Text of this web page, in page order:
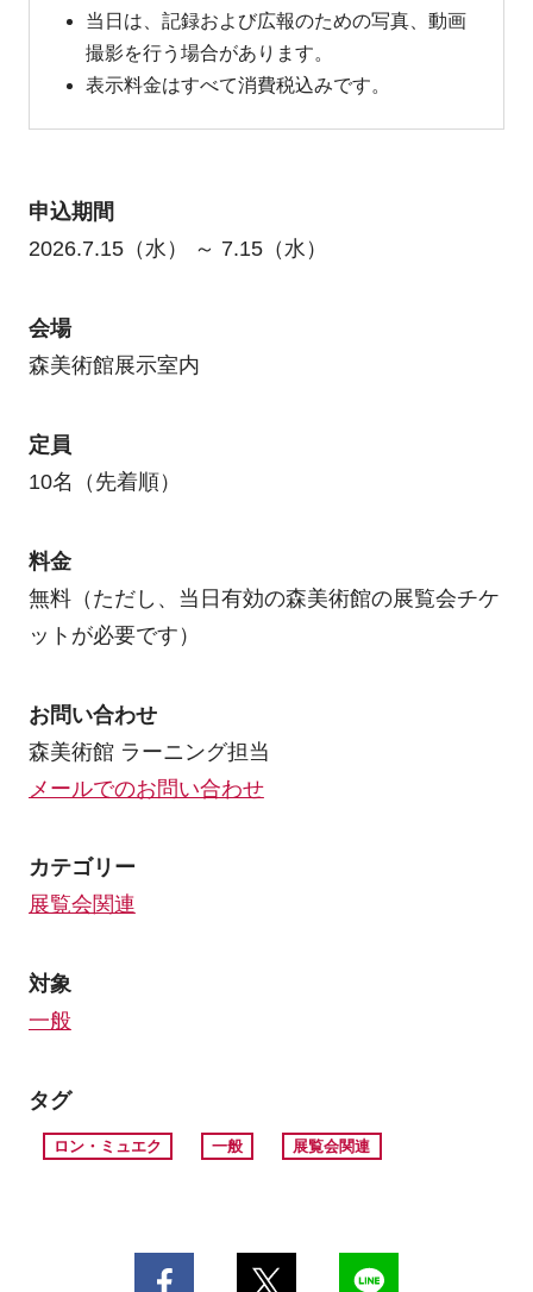
当日は、記録および広報のための写真、動画
撮影を行う場合があります。
表示料金はすべて消費税込みです。
申込期間
2026.7.15（水） ～ 7.15（水）
会場
森美術館展示室内
定員
10名（先着順）
料金
無料（ただし、当日有効の森美術館の展覧会チケ
ットが必要です）
お問い合わせ
森美術館 ラーニング担当
メールでのお問い合わせ
カテゴリー
展覧会関連
対象
一般
タグ
ロン・ミュエク 一般 展覧会関連